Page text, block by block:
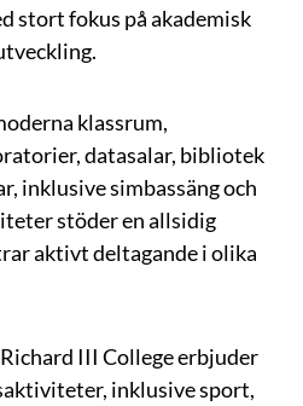
stort fokus på akademisk
klassrum,
datasalar, bibliotek
inklusive simbassäng och
stöder en allsidig
aktivt deltagande i olika
III College erbjuder
inklusive sport,